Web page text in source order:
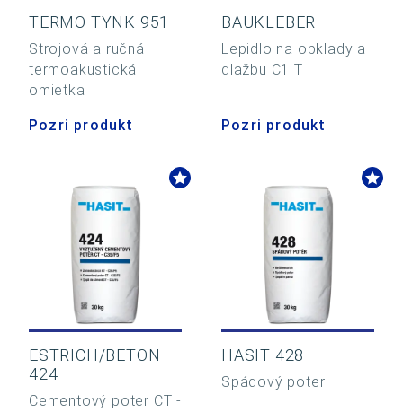
TERMO TYNK 951
Strojová a ručná
termoakustická
omietka
Pozri produkt
BAUKLEBER
Lepidlo na obklady a
dlažbu C1 T
Pozri produkt
ESTRICH/BETON
424
Cementový poter CT -
HASIT 428
Spádový poter